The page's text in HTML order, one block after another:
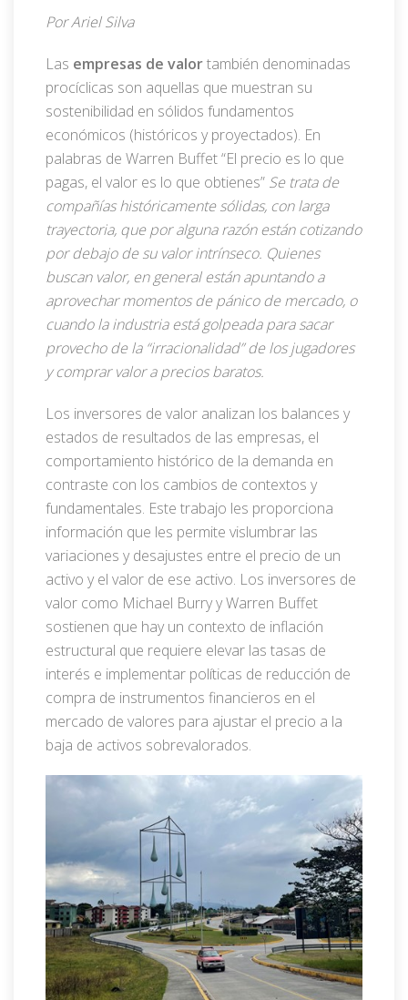
Por Ariel Silva
Las empresas de valortambién denominadas
procíclicas son aquellas que muestran su
sostenibilidad en sólidos fundamentos
económicos (históricos y proyectados). En
palabras de Warren Buffet “El precio es lo que
pagas, el valor es lo que obtienes” Se trata de
compañías históricamente sólidas, con larga
trayectoria, que por alguna razón están cotizando
por debajo de su valor intrínseco. Quienes
buscan valor, en general están apuntando a
aprovechar momentos de pánico de mercado, o
cuando la industria está golpeada para sacar
provecho de la “irracionalidad” de los jugadores
y comprar valor a precios baratos.
Los inversores de valor analizan los balances y
estados de resultados de las empresas, el
comportamiento histórico de la demanda en
contraste con los cambios de contextos y
fundamentales. Este trabajo les proporciona
información que les permite vislumbrar las
variaciones y desajustes entre el precio de un
activo y el valor de ese activo. Los inversores de
valor como Michael Burry y Warren Buffet
sostienen que hay un contexto de inflación
estructural que requiere elevar las tasas de
interés e implementar políticas de reducción de
compra de instrumentos financieros en el
mercado de valores para ajustar el precio a la
baja de activos sobrevalorados.